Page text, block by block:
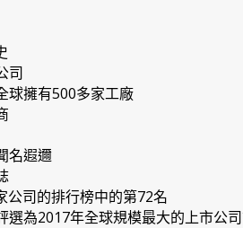
司
球擁有500多家工廠
名遐邇
公司的排行榜中的第72名
選為2017年全球規模最大的上市公